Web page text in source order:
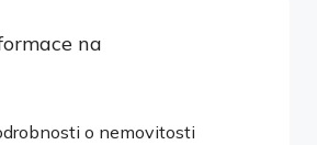
na
o nemovitosti